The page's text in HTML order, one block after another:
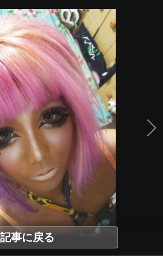
記事に戻る